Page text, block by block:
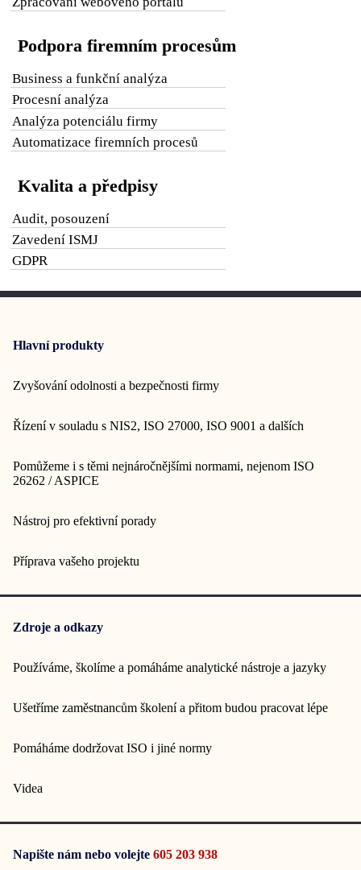
Podpora firemním procesům
Business a funkční analýza
Procesní analýza
Analýza potenciálu firmy
Automatizace firemních procesů
Kvalita a předpisy
Audit, posouzení
Zavedení ISMJ
GDPR
Hlavní produkty
Zvyšování odolnosti a bezpečnosti firmy
Řízení v souladu s NIS2, ISO 27000, ISO 9001 a dalších
Pomůžeme i s těmi nejnáročnějšími normami, nejenom ISO
26262 / ASPICE
Nástroj pro efektivní porady
Příprava vašeho projektu
Zdroje a odkazy
Používáme, školíme a pomáháme analytické nástroje a jazyky
Ušetříme zaměstnancům školení a přitom budou pracovat lépe
Pomáháme dodržovat ISO i jiné normy
Videa
Napište nám nebo volejte 605 203 938